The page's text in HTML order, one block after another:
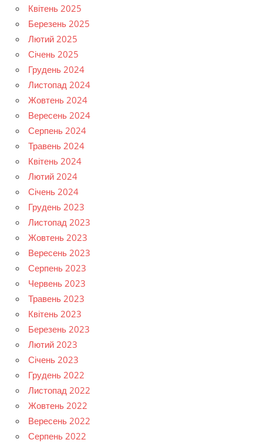
Квітень 2025
Березень 2025
Лютий 2025
Січень 2025
Грудень 2024
Листопад 2024
Жовтень 2024
Вересень 2024
Серпень 2024
Травень 2024
Квітень 2024
Лютий 2024
Січень 2024
Грудень 2023
Листопад 2023
Жовтень 2023
Вересень 2023
Серпень 2023
Червень 2023
Травень 2023
Квітень 2023
Березень 2023
Лютий 2023
Січень 2023
Грудень 2022
Листопад 2022
Жовтень 2022
Вересень 2022
Серпень 2022